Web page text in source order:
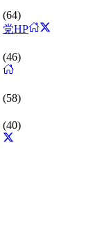
(64)
党HP
(46)
(58)
(40)